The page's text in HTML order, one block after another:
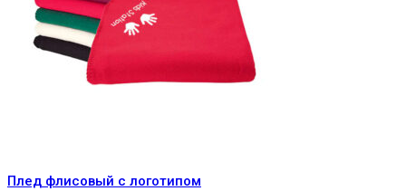
Плед флисовый с логотипом